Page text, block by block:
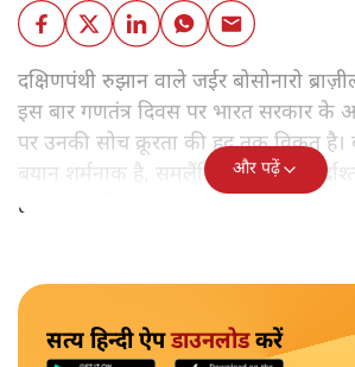
दक्षिणपंथी रुझान वाले जईर बोसोनारो
इस बार गणतंत्र दिवस पर भारत सरकार के
पर उनकी सोच क्रूरता की हद तक विकृत है।
बयान शर्मनाक है, समलैंगिक लोग उन्हें
हत्याएं उनकी 'रूल-बुक' में हैं।
और पढ़ें
सत्य हिन्दी ऐपडाउनलोडकरें